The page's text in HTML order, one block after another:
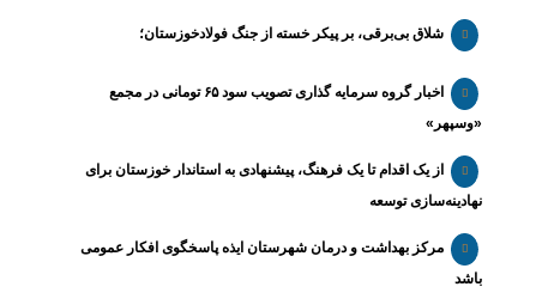
شلاق‌ بی‌برقی، بر پیکر خسته‌ از جنگ فولادخوزستان؛
اخبار گروه سرمایه گذاری تصویب سود ۶۵ تومانی در مجمع
«وسپهر»
از یک اقدام تا یک فرهنگ، پیشنهادی به استاندار خوزستان برای
نهادینه‌سازی توسعه
مرکز بهداشت و درمان شهرستان ایذه پاسخگوی افکار عمومی
باشد